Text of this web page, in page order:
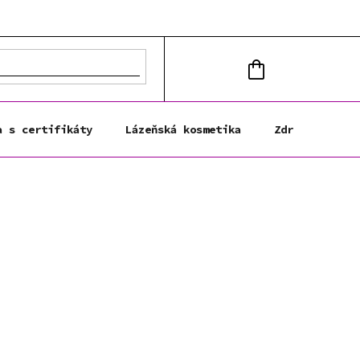
KOŠÍK
s certifikáty Lázeňská kosmetika Zdravá výživa